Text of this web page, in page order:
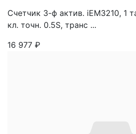
Счетчик 3-ф актив. iEM3210, 1
кл. точн. 0.5S, транс ...
16 977 ₽